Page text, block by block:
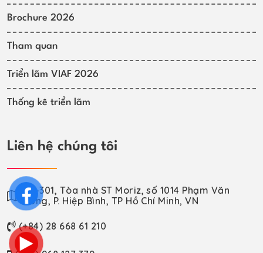
Brochure 2026
Tham quan
Triển lãm VIAF 2026
Thống kê triển lãm
Liên hệ chúng tôi
VP-301, Tòa nhà ST Moriz, số 1014 Phạm Văn
Đồng, P. Hiệp Bình, TP Hồ Chí Minh, VN
(+84) 28 668 61 210